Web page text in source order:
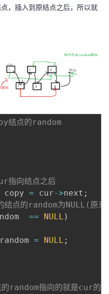
，插入到原结点之后，所以就
结点的random
指向结点之后
copy = cur->next ;
点的random为NULL(原来
== NULL )
= NULL ;
random指向的就是cur的